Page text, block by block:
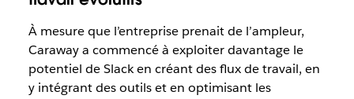
À mesure que l’entreprise prenait de l’ampleur,
Caraway a commencé à exploiter davantage le
potentiel de Slack en créant des flux de travail, en
y intégrant des outils et en optimisant les